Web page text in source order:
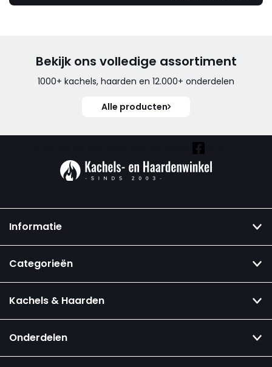
Bekijk ons volledige assortiment
1000+ kachels, haarden en 12.000+ onderdelen
Alle producten
Informatie
Categorieën
Kachels & Haarden
Onderdelen